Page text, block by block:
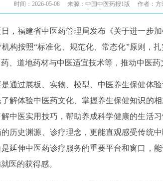
时间：2026-05-08 来源：中国中医药报1版 作者：方
，福建省中医药管理局发布《关于进一步
构按照“标准化、规范化、常态化”原则，
、道地药材与中医适宜技术等，推动中医药
是通过展板、实物、模型、中医养生保健体
解体验中医药文化、掌握养生保健知识的
中医实用技巧，帮助养成科学健康的生活
历史渊源、诊疗理念，更能直观感受传统
延伸中医药诊疗服务的重要平台和窗口，
医的获得感。